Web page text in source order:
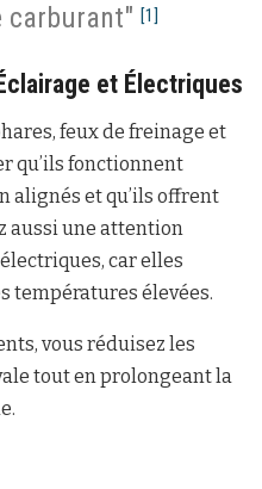
carburant" [1]
et Électriques
feux de freinage et
qu’ils fonctionnent
alignés et qu’ils offrent
aussi une attention
car elles
températures élevées.
vous réduisez les
tout en prolongeant la